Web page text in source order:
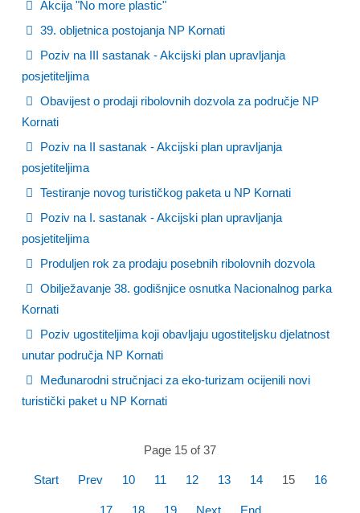
Akcija "No more plastic"
39. obljetnica postojanja NP Kornati
Poziv na III sastanak - Akcijski plan upravljanja
posjetiteljima
Obavijest o prodaji ribolovnih dozvola za područje NP
Kornati
Poziv na II sastanak - Akcijski plan upravljanja
posjetiteljima
Testiranje novog turističkog paketa u NP Kornati
Poziv na I. sastanak - Akcijski plan upravljanja
posjetiteljima
Produljen rok za prodaju posebnih ribolovnih dozvola
Obilježavanje 38. godišnjice osnutka Nacionalnog parka
Kornati
Poziv ugostiteljima koji obavljaju ugostiteljsku djelatnost
unutar područja NP Kornati
Međunarodni stručnjaci za eko-turizam ocijenili novi
turistički paket u NP Kornati
Page 15 of 37
Start Prev 10 11 12 13 14 15 16
17 18 19 Next End